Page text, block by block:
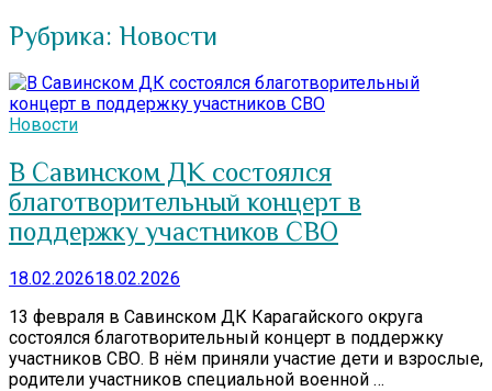
Рубрика: Новости
Новости
В Савинском ДК состоялся
благотворительный концерт в
поддержку участников СВО
18.02.202618.02.2026
13 февраля в Савинском ДК Карагайского округа
состоялся благотворительный концерт в поддержку
участников СВО. В нём приняли участие дети и взрослые,
родители участников специальной военной …